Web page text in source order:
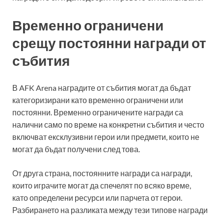
Временно ограничени
срещу постоянни награди от
събития
В AFK Arena наградите от събития могат да бъдат
категоризирани като временно ограничени или
постоянни. Временно ограничените награди са
налични само по време на конкретни събития и често
включват ексклузивни герои или предмети, които не
могат да бъдат получени след това.
От друга страна, постоянните награди са награди,
които играчите могат да спечелят по всяко време,
като определени ресурси или парчета от герои.
Разбирането на разликата между тези типове награди